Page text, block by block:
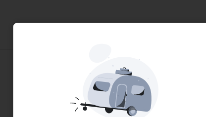
Eventos e Conferências
✓ Sala de Reuniões